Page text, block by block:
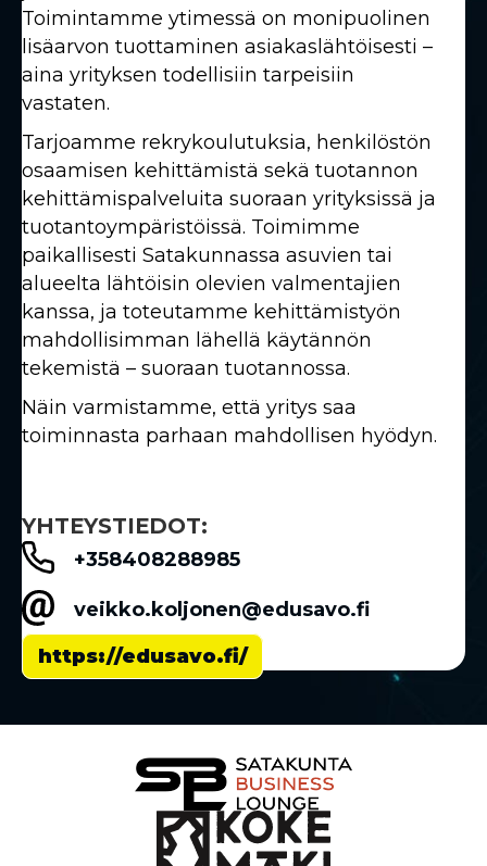
Toimintamme ytimessä on monipuolinen
lisäarvon tuottaminen asiakaslähtöisesti –
aina yrityksen todellisiin tarpeisiin
vastaten.
Tarjoamme rekrykoulutuksia, henkilöstön
osaamisen kehittämistä sekä tuotannon
kehittämispalveluita suoraan yrityksissä ja
tuotantoympäristöissä. Toimimme
paikallisesti Satakunnassa asuvien tai
alueelta lähtöisin olevien valmentajien
kanssa, ja toteutamme kehittämistyön
mahdollisimman lähellä käytännön
tekemistä – suoraan tuotannossa.
Näin varmistamme, että yritys saa
toiminnasta parhaan mahdollisen hyödyn.
YHTEYSTIEDOT:
+358408288985
veikko.koljonen@edusavo.fi
https://edusavo.fi/